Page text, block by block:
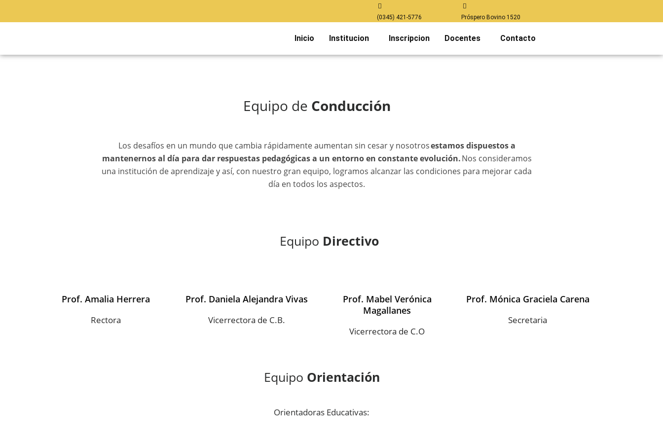
(0345) 421-5776 Próspero Bovino 1520
Inicio Institucion Inscripcion Docentes Contacto
Equipo de Conducción
Los desafíos en un mundo que cambia rápidamente aumentan sin cesar y nosotrosestamos dispuestos a
mantenernos al día para dar respuestas pedagógicas a un entorno en constante evolución.Nos consideramos
una institución de aprendizaje y así, con nuestro gran equipo, logramos alcanzar las condiciones para mejorar cada
día en todos los aspectos.
Equipo Directivo
Prof. Amalia Herrera
Rectora
Prof. Daniela Alejandra Vivas
Vicerrectora de C.B.
Prof. Mabel Verónica
Magallanes
Vicerrectora de C.O
Prof. Mónica Graciela Carena
Secretaria
Equipo Orientación
Orientadoras Educativas: